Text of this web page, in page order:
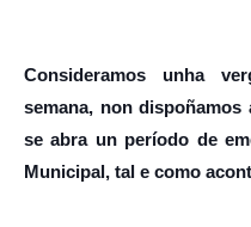
Consideramos unha
semana, non
se abra un período de
Municipal, tal e como